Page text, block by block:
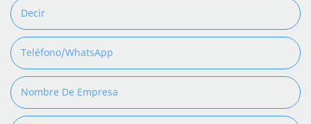
Decir
Teléfono/WhatsApp
Nombre De Empresa